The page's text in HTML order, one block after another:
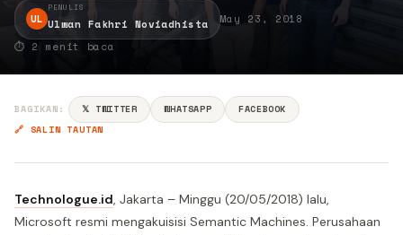
UL
PENULIS
Ulwan Fakhri Noviadhista
May 23, 2018
⏱ 2 menit baca
BAGIKAN: 𝕏 TWITTER WHATSAPP
FACEBOOK
🔗 SALIN TAUTAN
Technologue.id, Jakarta – Minggu (20/05/2018) lalu,
Microsoft resmi mengakuisisi Semantic Machines. Perusahaan